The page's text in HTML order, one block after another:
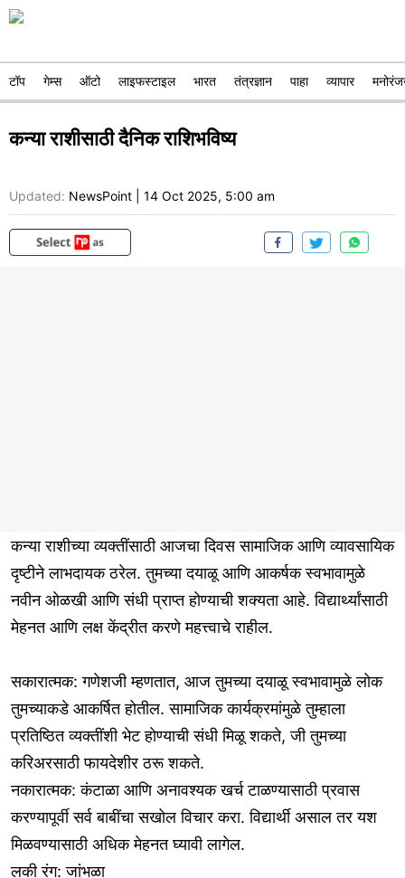
टॉप गेम्स ऑटो लाइफस्टाइल भारत तंत्रज्ञान पाहा व्यापार
कन्या राशीसाठी दैनिक राशिभविष्य
Updated: NewsPoint 14 Oct 2025, 5:00 am
कन्या राशीच्या व्यक्तींसाठी आजचा दिवस सामाजिक आणि व्यावसायिक
दृष्टीने लाभदायक ठरेल. तुमच्या दयाळू आणि आकर्षक स्वभावामुळे
नवीन ओळखी आणि संधी प्राप्त होण्याची शक्यता आहे. विद्यार्थ्यांसाठी
मेहनत आणि लक्ष केंद्रीत करणे महत्त्वाचे राहील.
सकारात्मक: गणेशजी म्हणतात, आज तुमच्या दयाळू स्वभावामुळे लोक
तुमच्याकडे आकर्षित होतील. सामाजिक कार्यक्रमांमुळे तुम्हाला
प्रतिष्ठित व्यक्तींशी भेट होण्याची संधी मिळू शकते, जी तुमच्या
करिअरसाठी फायदेशीर ठरू शकते.
नकारात्मक: कंटाळा आणि अनावश्यक खर्च टाळण्यासाठी प्रवास
करण्यापूर्वी सर्व बाबींचा सखोल विचार करा. विद्यार्थी असाल तर यश
मिळवण्यासाठी अधिक मेहनत घ्यावी लागेल.
लकी रंग: जांभळा